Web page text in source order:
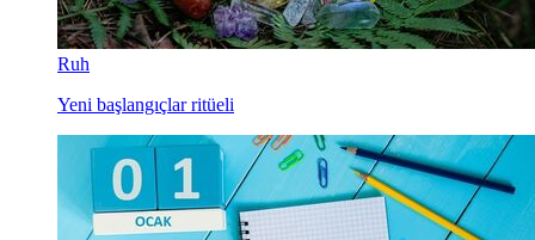
Ruh
Yeni başlangıçlar ritüeli